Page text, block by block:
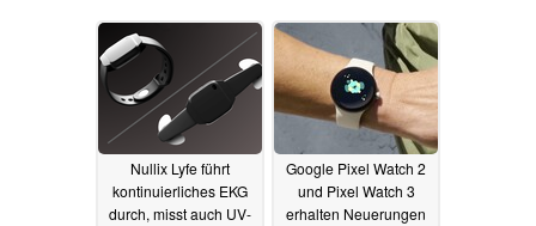
Nullix Lyfe führt
kontinuierliches EKG
durch, misst auch UV-
Google Pixel Watch 2
und Pixel Watch 3
erhalten Neuerungen